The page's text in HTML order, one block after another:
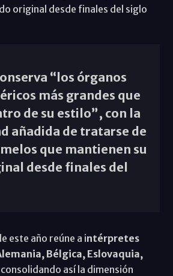
original desde finales del siglo
más grandes que
de su estilo”, con la
añadida de tratarse de
que mantienen su
desde finales del
este año reúne a intérpretes
Bélgica, Eslovaquia,
así la dimensión